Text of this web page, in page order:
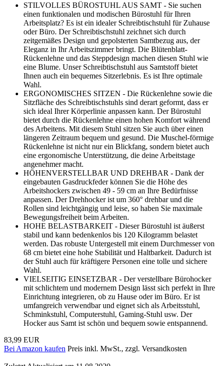
STILVOLLES BÜROSTUHL AUS SAMT - Sie suchen
einen funktionalen und modischen Bürostuhl für Ihren
Arbeitsplatz? Es ist ein idealer Schreibtischstuhl für Zuhause
oder Büro. Der Schreibtischstuhl zeichnet sich durch
zeitgemäßes Design und gepolsterten Samtbezug aus, der
Eleganz in Ihr Arbeitszimmer bringt. Die Blütenblatt-
Rückenlehne und das Steppdesign machen diesen Stuhl wie
eine Blume. Unser Schreibtischstuhl aus Samtstoff bietet
Ihnen auch ein bequemes Sitzerlebnis. Es ist Ihre optimale
Wahl.
ERGONOMISCHES SITZEN - Die Rückenlehne sowie die
Sitzfläche des Schreibtischstuhls sind derart geformt, dass er
sich ideal Ihrer Körperlinie anpassen kann. Der Bürostuhl
bietet durch die Rückenlehne einen hohen Komfort während
des Arbeitens. Mit diesem Stuhl sitzen Sie auch über einen
längeren Zeitraum bequem und gesund. Die Muschel-förmige
Rückenlehne ist nicht nur ein Blickfang, sondern bietet auch
eine ergonomische Unterstützung, die deine Arbeitstage
angenehmer macht.
HÖHENVERSTELLBAR UND DREHBAR - Dank der
eingebauten Gasdruckfeder können Sie die Höhe des
Arbeitshockers zwischen 49 - 59 cm an Ihre Bedürfnisse
anpassen. Der Drehhocker ist um 360° drehbar und die
Rollen sind leichtgängig und leise, so haben Sie maximale
Bewegungsfreiheit beim Arbeiten.
HOHE BELASTBARKEIT - Dieser Bürostuhl ist äußerst
stabil und kann bedenkenlos bis 120 Kilogramm belastet
werden. Das robuste Untergestell mit einem Durchmesser von
68 cm bietet eine hohe Stabilität und Haltbarkeit. Dadurch ist
der Stuhl auch für kräftigere Personen eine tolle und sichere
Wahl.
VIELSEITIG EINSETZBAR - Der verstellbare Bürohocker
mit schlichtem und modernem Design lässt sich perfekt in Ihre
Einrichtung integrieren, ob zu Hause oder im Büro. Er ist
umfangreich verwendbar und eignet sich als Arbeitsstuhl,
Schminkstuhl, Computerstuhl, Gaming-Stuhl usw. Der
Hocker aus Samt ist schön und bequem sowie entspannend.
83,99 EUR
Bei Amazon kaufen Preis inkl. MwSt., zzgl. Versandkosten